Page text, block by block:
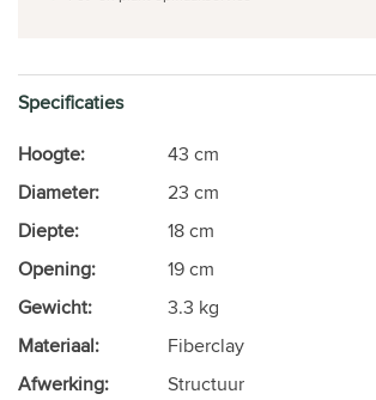
Specificaties
Hoogte:
43 cm
Diameter:
23 cm
Diepte:
18 cm
Opening:
19 cm
Gewicht:
3.3 kg
Materiaal:
Fiberclay
Afwerking:
Structuur